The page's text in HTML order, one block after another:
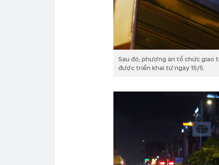
Sau đó, phương án tổ chức giao
được triển khai từ ngày 15/5.